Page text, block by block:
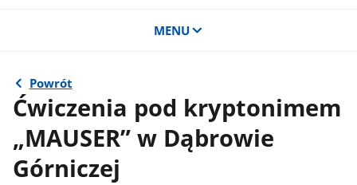
MENU
Powrót
Ćwiczenia pod kryptonimem
„MAUSER” w Dąbrowie
Górniczej